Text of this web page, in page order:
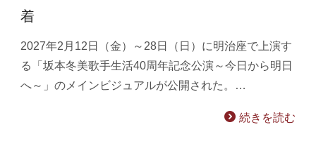
着
2027年2月12日（金）～28日（日）に明治座で上演す
る「坂本冬美歌手生活40周年記念公演～今日から明日
へ～」のメインビジュアルが公開された。…
続きを読む